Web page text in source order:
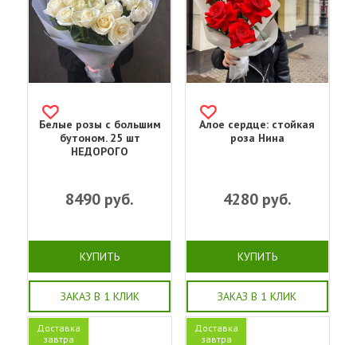
Белые розы с большим
бутоном. 25 шт
НЕДОРОГО
8490 руб.
КУПИТЬ
ЗАКАЗ В 1 КЛИК
Алое сердце: стойкая
роза Нина
4280руб.
КУПИТЬ
ЗАКАЗ В 1 КЛИК
Доставка
завтра
Доставка
завтра